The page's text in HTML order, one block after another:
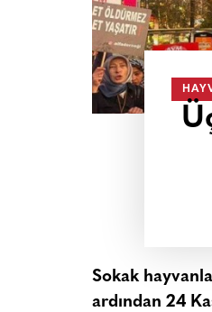
Sokak
ardından 24